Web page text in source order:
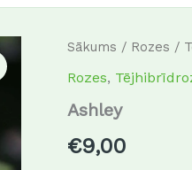
Sākums / Rozes /
Rozes,
Ashley
€9,00